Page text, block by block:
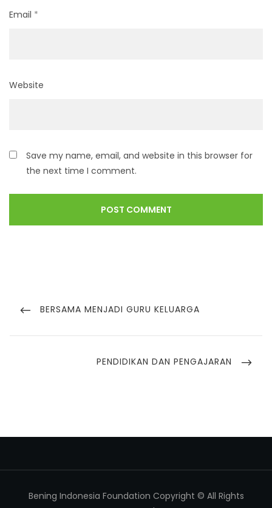
Email *
Website
Save my name, email, and website in this browser for
the next time I comment.
BERSAMA MENJADI GURU KELUARGA
PENDIDIKAN DAN PENGAJARAN
Bening Indonesia Foundation Copyright © All Rights